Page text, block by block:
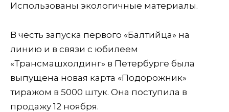
Использованы экологичные материалы.
В честь запуска первого «Балтийца» на
линию и в связи с юбилеем
«Трансмашхолдинг» в Петербурге была
выпущена новая карта «Подорожник»
тиражом в 5000 штук. Она поступила в
продажу 12 ноября.